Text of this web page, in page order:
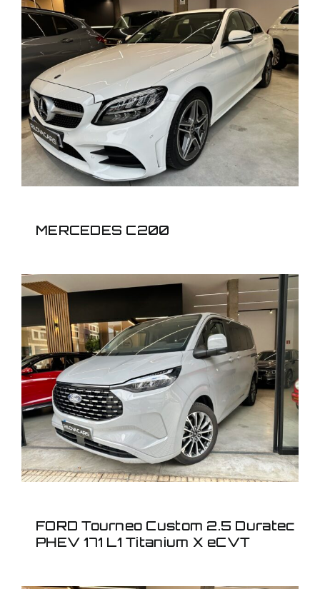
MERCEDES C200
MERCEDES C200
FORD Tourneo Custom
2.5 Duratec PHEV 171 L1
Titanium X eCVT
FORD Tourneo Custom 2.5 Duratec
PHEV 171 L1 Titanium X eCVT